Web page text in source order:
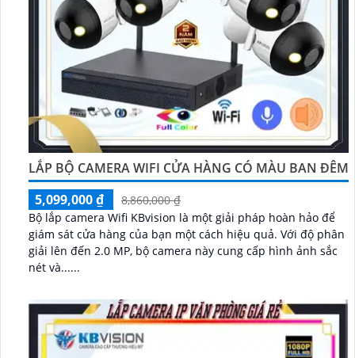
LẮP BỘ CAMERA WIFI CỬA HÀNG CÓ MÀU BAN ĐÊM
5,099,000 ₫
8,860,000 ₫
Bộ lắp camera Wifi KBvision là một giải pháp hoàn hảo để
giám sát cửa hàng của bạn một cách hiệu quả. Với độ phân
giải lên đến 2.0 MP, bộ camera này cung cấp hình ảnh sắc
nét và......